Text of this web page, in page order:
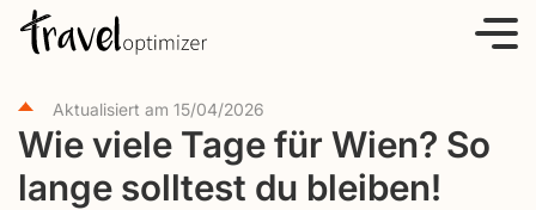
Aktualisiert am 15/04/2026
Wie viele Tage für Wien? So
lange solltest du bleiben!